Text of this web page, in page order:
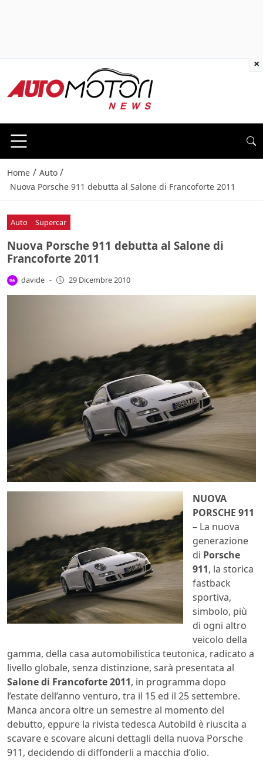
Home / Auto /
Nuova Porsche 911 debutta al Salone di Francoforte 2011
Auto Supercar
Nuova Porsche 911 debutta al Salone di
Francoforte 2011
davide - 29 Dicembre 2010
NUOVA
PORSCHE 911
– La nuova
generazione
di Porsche
911, la storica
fastback
sportiva,
simbolo, più
di ogni altro
veicolo della
gamma, della casa automobilistica teutonica, radicato a
livello globale, senza distinzione, sarà presentata al
Salone di Francoforte 2011, in programma dopo
l’estate dell’anno venturo, tra il 15 ed il 25 settembre.
Manca ancora oltre un semestre al momento del
debutto, eppure la rivista tedesca Autobild è riuscita a
scavare e scovare alcuni dettagli della nuova Porsche
911, decidendo di diffonderli a macchia d’olio.
×